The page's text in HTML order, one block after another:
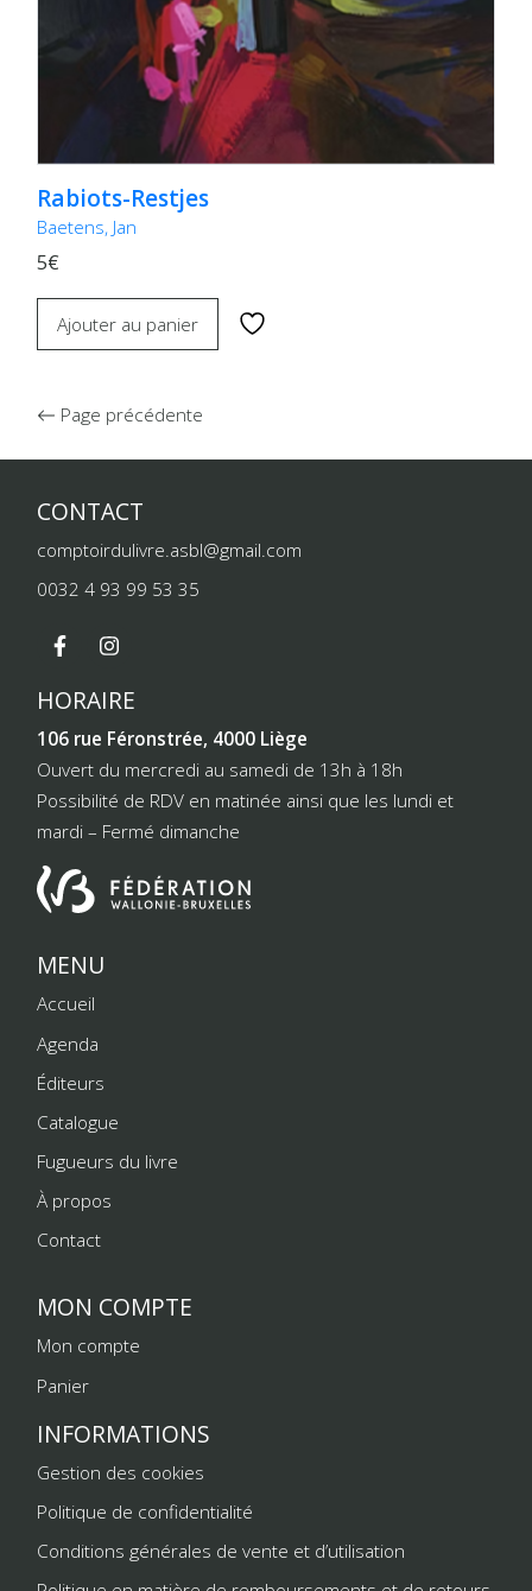
Rabiots-Restjes
Baetens, Jan
5€
Ajouter au panier
Page précédente
CONTACT
comptoirdulivre.asbl@gmail.com
0032 4 93 99 53 35
HORAIRE
106 rue Féronstrée, 4000 Liège
Ouvert du mercredi au samedi de 13h à 18h
Possibilité de RDV en matinée ainsi que les lundi et
mardi – Fermé dimanche
MENU
Accueil
Agenda
Éditeurs
Catalogue
Fugueurs du livre
À propos
Contact
MON COMPTE
Mon compte
Panier
INFORMATIONS
Gestion des cookies
Politique de confidentialité
Conditions générales de vente et d’utilisation